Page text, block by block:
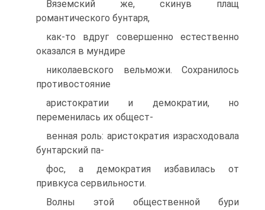
Вяземский же, скинув плащ
романтического бунтаря,
как-то вдруг совершенно естественно
оказался в мундире
николаевского вельможи. Сохранилось
противостояние
аристократии и демократии, но
переменилась их общест-
венная роль: аристократия израсходовала
бунтарский па-
фос, а демократия избавилась от
привкуса сервильности.
Волны этой общественной бури